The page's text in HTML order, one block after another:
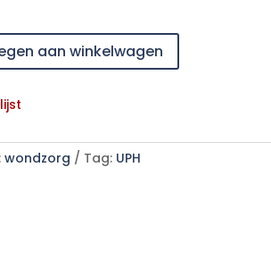
aan winkelwagen
wondzorg Tag: UPH